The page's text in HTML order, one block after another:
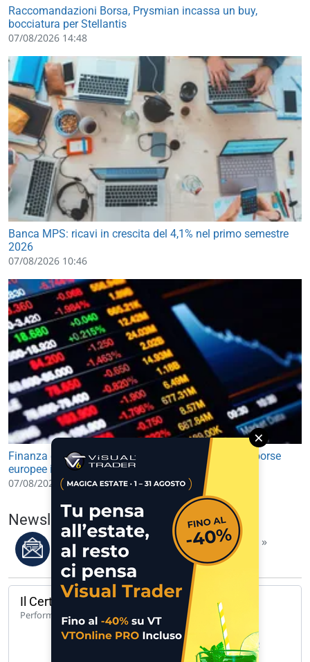
Raccomandazioni Borsa, Prysmian incassa un buy,
bocciatura per Stellantis
07/08/2026 14:48
Banca MPS: ricavi in crescita del 4,1% nel primo semestre
2026
07/08/2026 10:46
Finanza e Mercati: future USA in lieve rialzo, avvio borse
europee in leggero progresso
07/08/2026 09:30
Newsletter del 07/08/2026
Leggi i migliori articoli della settimana »
Il Certificato del giorno
Performance 1 anno 140,65%
UCH CW CALL UNICREDIT 62 A 171… »
×